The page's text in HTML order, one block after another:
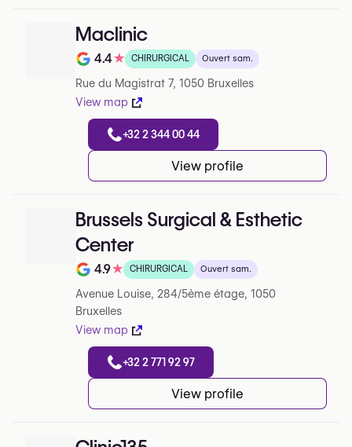
Maclinic
Note de 4.4 sur 5 sur Google
4.4★ CHIRURGICAL Ouvert sam.
Rue du Magistrat 7, 1050 Bruxelles
View map
+32 2 344 00 44
View profile
Brussels Surgical & Esthetic
Center
Note de 4.9 sur 5 sur Google
4.9★ CHIRURGICAL Ouvert sam.
Avenue Louise, 284/5ème étage, 1050
Bruxelles
View map
+32 2 771 92 97
View profile